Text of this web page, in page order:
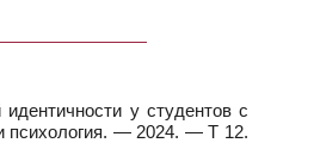
у студентов с
психология. — 2024. — Т 12.